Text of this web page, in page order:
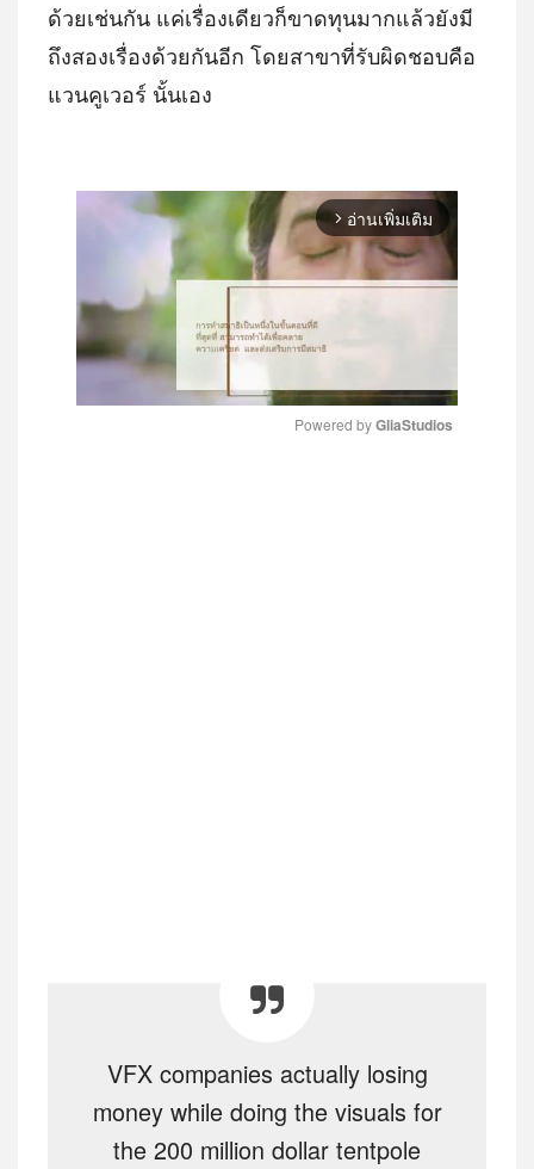
ด้วยเช่นกัน แค่เรื่องเดียวก็ขาดทุนมากแล้วยังมี
ถึงสองเรื่องด้วยกันอีก โดยสาขาที่รับผิดชอบคือ
แวนคูเวอร์ นั้นเอง
arrow_forward_ios อ่านเพิ่มเติม
Powered by GliaStudios
VFX companies actually losing
money while doing the visuals for
the 200 million dollar tentpole